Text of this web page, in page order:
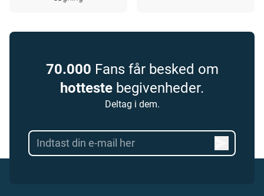
70.000 Fans får besked om
hotteste begivenheder.
Deltag i dem.